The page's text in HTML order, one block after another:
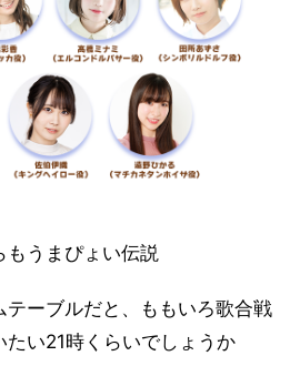
うまぴょい伝説
ーブルだと、ももいろ歌合戦
い21時くらいでしょうか